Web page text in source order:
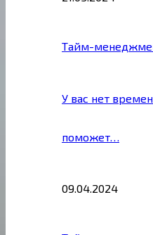
Тайм-
У вас нет
поможет…
09.04.2024